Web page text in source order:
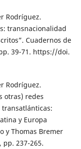
Rodríguez.
transnacionalidad
Cuadernos de
39-71. https://doi.
Rodríguez.
otras) redes
transatlánticas:
y Europa
y Thomas Bremer
pp. 237-265.